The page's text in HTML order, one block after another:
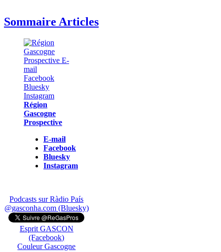
Sommaire Articles
Région
Gascogne
Prospective
E-mail
Facebook
Bluesky
Instagram
Podcasts sur Ràdio País
@gasconha.com (Bluesky)
Esprit GASCON
(Facebook)
Couleur Gascogne